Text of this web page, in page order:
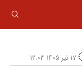
۱۷ تیر ۱۴۰۵ ۱۲:۰۳